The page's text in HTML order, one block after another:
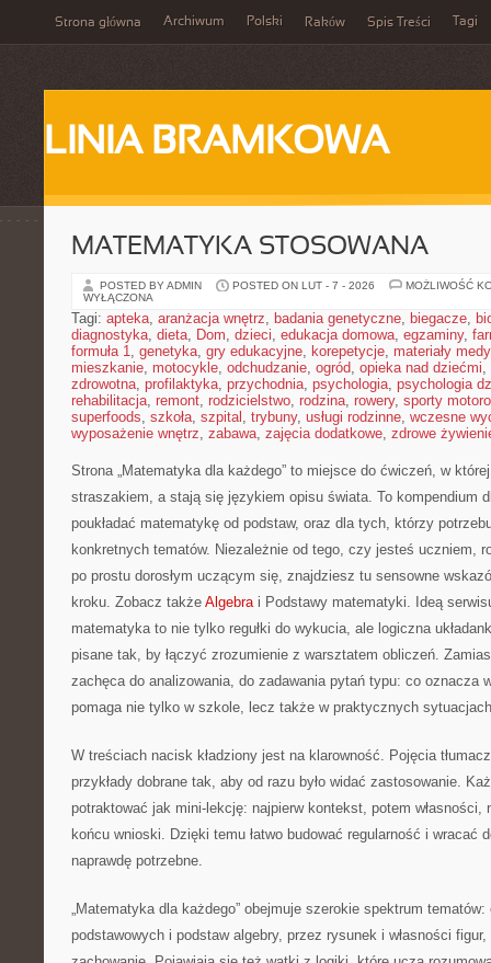
Strona główna Archiwum Polski Raków Spis Treści Tagi
LINIA BRAMKOWA
MATEMATYKA STOSOWANA
POSTED BY ADMIN POSTED ON LUT - 7 - 2026
MOŻLIWOŚĆ
WYŁĄCZONA
Tagi: apteka, aranżacja wnętrz, badania genetyczne, biegacze,
diagnostyka, dieta, Dom, dzieci, edukacja domowa, egzaminy,
formuła 1, genetyka, gry edukacyjne, korepetycje, materiały
mieszkanie, motocykle, odchudzanie, ogród, opieka nad dziećmi,
zdrowotna, profilaktyka, przychodnia, psychologia, psychologia
rehabilitacja, remont, rodzicielstwo, rodzina, rowery, sporty
superfoods, szkoła, szpital , trybuny, usługi rodzinne, wczesne
wyposażenie wnętrz, zabawa, zajęcia dodatkowe, zdrowe
Strona „Matematyka dla każdego” to miejsce do ćwiczeń, w
straszakiem, a stają się językiem opisu świata. To kompendium
poukładać matematykę od podstaw, oraz dla tych, którzy
konkretnych tematów. Niezależnie od tego, czy jesteś uczniem,
po prostu dorosłym uczącym się, znajdziesz tu sensowne
kroku. Zobacz także Algebrai Podstawy matematyki. Ideą
matematyka to nie tylko regułki do wykucia, ale logiczna
pisane tak, by łączyć zrozumienie z warsztatem obliczeń.
zachęca do analizowania, do zadawania pytań typu: co oznacza
pomaga nie tylko w szkole, lecz także w praktycznych
W treściach nacisk kładziony jest na klarowność. Pojęcia
przykłady dobrane tak, aby od razu było widać zastosowanie.
potraktować jak mini-lekcję: najpierw kontekst, potem własności,
końcu wnioski. Dzięki temu łatwo budować regularność i wracać
naprawdę potrzebne.
„Matematyka dla każdego” obejmuje szerokie spektrum tematów:
podstawowych i podstaw algebry, przez rysunek i własności